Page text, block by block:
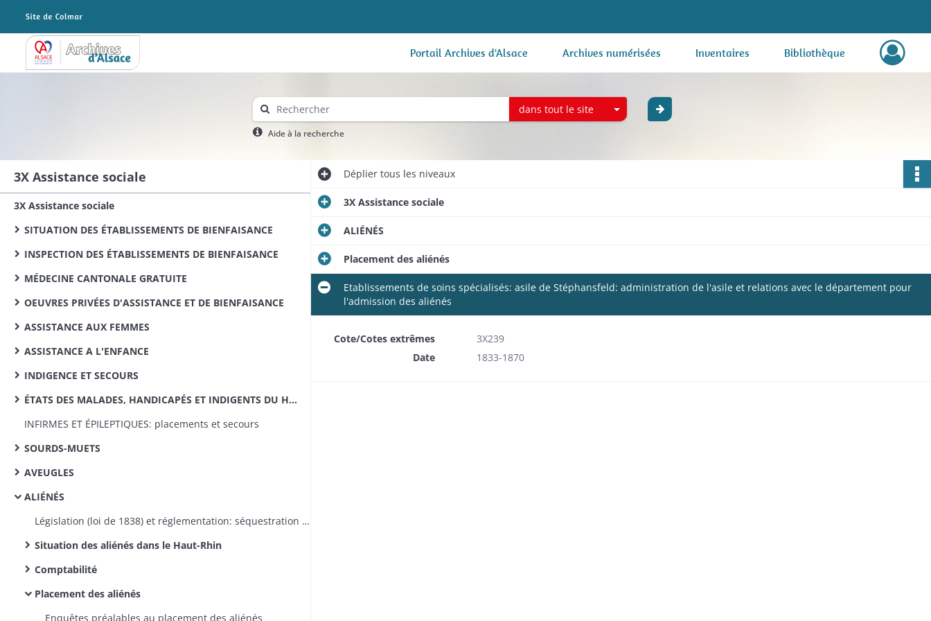
Archives Alsace - Colmar Portail Archives d'Alsace Archives numérisées Inventaires Bibliothèque
dans tout le site
Aide à la recherche
3X Assistance sociale
3X Assistance sociale
SITUATION DES ÉTABLISSEMENTS DE BIENFAISANCE
INSPECTION DES ÉTABLISSEMENTS DE BIENFAISANCE
MÉDECINE CANTONALE GRATUITE
OEUVRES PRIVÉES D'ASSISTANCE ET DE BIENFAISANCE
ASSISTANCE AUX FEMMES
ASSISTANCE A L'ENFANCE
INDIGENCE ET SECOURS
ÉTATS DES MALADES, HANDICAPÉS ET INDIGENTS DU HAUT-RHIN
INFIRMES ET ÉPILEPTIQUES: placements et secours
SOURDS-MUETS
AVEUGLES
ALIÉNÉS
Législation (loi de 1838) et réglementation: séquestration et traitement des aliénés, organisation des établissements privés et publics
Situation des aliénés dans le Haut-Rhin
Comptabilité
Placement des aliénés
Enquêtes préalables au placement des aliénés
Dépliertous les niveaux
3X Assistance sociale
ALIÉNÉS
Placement des aliénés
Etablissements de soins spécialisés: asile de Stéphansfeld: administration de l'asile et relations avec le département pour
l'admission des aliénés
Cote/Cotes extrêmes
3X239
Date
1833-1870